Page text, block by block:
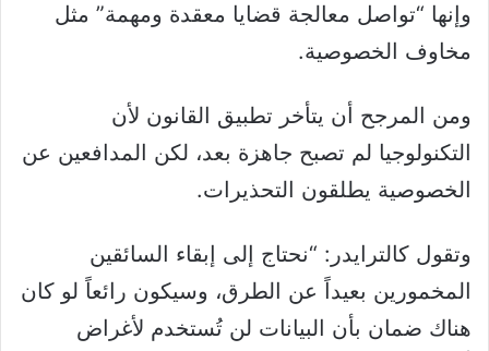
وإنها “تواصل معالجة قضايا معقدة ومهمة” مثل
مخاوف الخصوصية.
ومن المرجح أن يتأخر تطبيق القانون لأن
التكنولوجيا لم تصبح جاهزة بعد، لكن المدافعين عن
الخصوصية يطلقون التحذيرات.
وتقول كالترايدر: “نحتاج إلى إبقاء السائقين
المخمورين بعيداً عن الطرق، وسيكون رائعاً لو كان
هناك ضمان بأن البيانات لن تُستخدم لأغراض